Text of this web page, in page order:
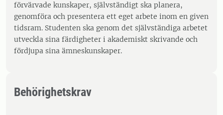
förvärvade kunskaper, självständigt ska planera,
genomföra och presentera ett eget arbete inom en given
tidsram. Studenten ska genom det självständiga arbetet
utveckla sina färdigheter i akademiskt skrivande och
fördjupa sina ämneskunskaper.
Behörighetskrav